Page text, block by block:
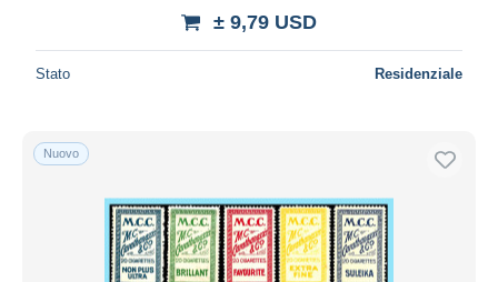
Residenza del venditore
Aggiorna
± 9,79 USD
Stato Residenziale
Nuovo